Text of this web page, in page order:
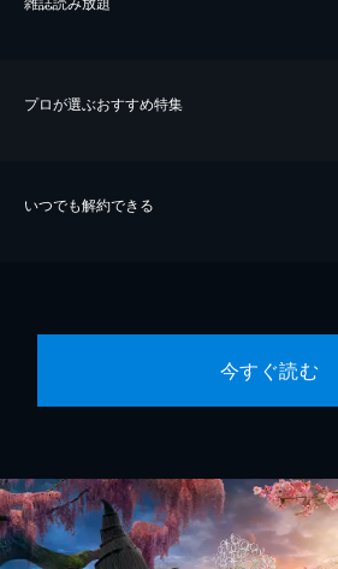
プロが選ぶおすすめ特集
いつでも解約できる
今すぐ読む